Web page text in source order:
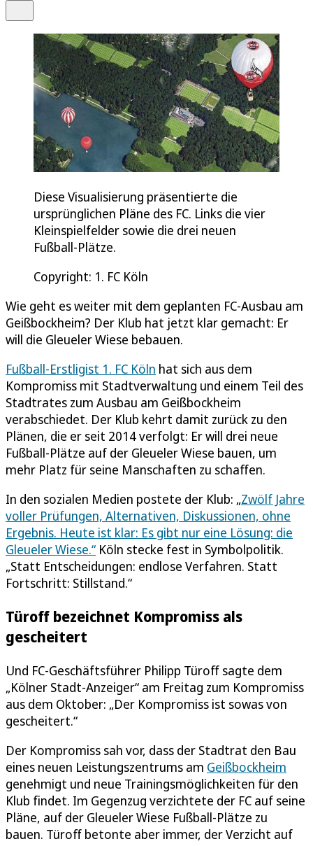
Diese Visualisierung präsentierte die
ursprünglichen Pläne des FC. Links die vier
Kleinspielfelder sowie die drei neuen
Fußball-Plätze.
Copyright: 1. FC Köln
Wie geht es weiter mit dem geplanten FC-Ausbau am
Geißbockheim? Der Klub hat jetzt klar gemacht: Er
will die Gleueler Wiese bebauen.
Fußball-Erstligist 1. FC Köln hat sich aus dem
Kompromiss mit Stadtverwaltung und einem Teil des
Stadtrates zum Ausbau am Geißbockheim
verabschiedet. Der Klub kehrt damit zurück zu den
Plänen, die er seit 2014 verfolgt: Er will drei neue
Fußball-Plätze auf der Gleueler Wiese bauen, um
mehr Platz für seine Manschaften zu schaffen.
In den sozialen Medien postete der Klub: „Zwölf Jahre
voller Prüfungen, Alternativen, Diskussionen, ohne
Ergebnis. Heute ist klar: Es gibt nur eine Lösung: die
Gleueler Wiese.“ Köln stecke fest in Symbolpolitik.
„Statt Entscheidungen: endlose Verfahren. Statt
Fortschritt: Stillstand.“
Türoff bezeichnet Kompromiss als
gescheitert
Und FC-Geschäftsführer Philipp Türoff sagte dem
„Kölner Stadt-Anzeiger“ am Freitag zum Kompromiss
aus dem Oktober: „Der Kompromiss ist sowas von
gescheitert.“
Der Kompromiss sah vor, dass der Stadtrat den Bau
eines neuen Leistungszentrums am Geißbockheim
genehmigt und neue Trainingsmöglichkeiten für den
Klub findet. Im Gegenzug verzichtete der FC auf seine
Pläne, auf der Gleueler Wiese Fußball-Plätze zu
bauen. Türoff betonte aber immer, der Verzicht auf